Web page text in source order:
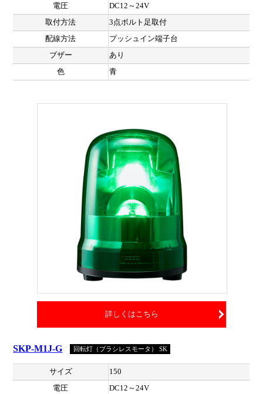
電圧
DC12～24V
取付方法
3点ボルト足取付
配線方法
プッシュイン端子台
ブザー
あり
色
青
詳しくはこちら
SKP-M1J-G 回転灯（ブラシレスモータ） SK
サイズ
150
電圧
DC12～24V